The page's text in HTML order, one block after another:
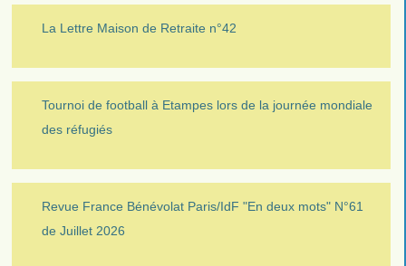
La Lettre Maison de Retraite n°42
Tournoi de football à Etampes lors de la journée mondiale
des réfugiés
Revue France Bénévolat Paris/IdF "En deux mots" N°61
de Juillet 2026